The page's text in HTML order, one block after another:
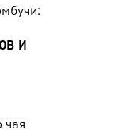
и
чая